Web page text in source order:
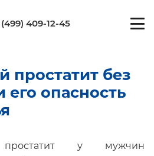
(499) 409-12-45
простатит без
опасность
простатит у мужчин